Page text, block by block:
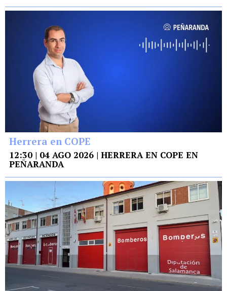
Herrera en COPE
12:30 | 04 AGO 2026 | HERRERA EN COPE EN
PEÑARANDA